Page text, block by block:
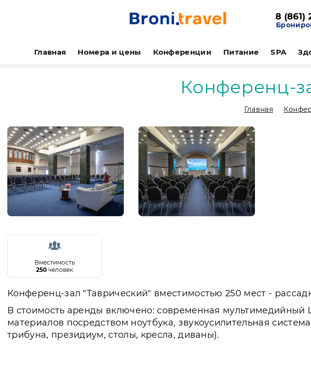
8 (861)
Главная Номера и цены Конференции Питание SPA
Конференц-
Главная
Вместимость
250 человек
Конференц-зал "Таврический" вместимостью 250 мест -
В стоимость аренды включено: современная
материалов посредством ноутбука, звукоусилительная
трибуна, президиум, столы, кресла, диваны).